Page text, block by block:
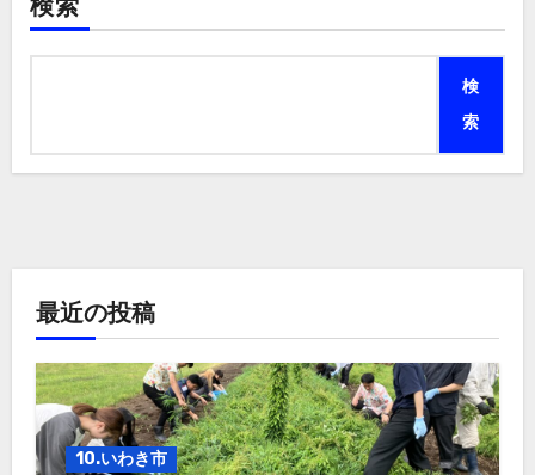
検索
検
索
最近の投稿
10.いわき市